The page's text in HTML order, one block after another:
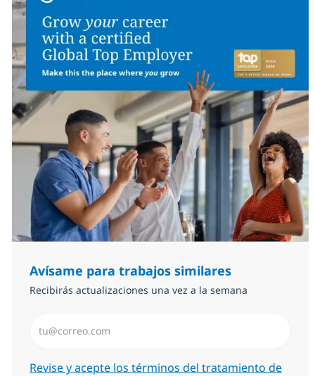
Avísame para trabajos similares
Recibirás actualizaciones una vez a la semana
Required
Revise y acepte los términos del tratamiento de